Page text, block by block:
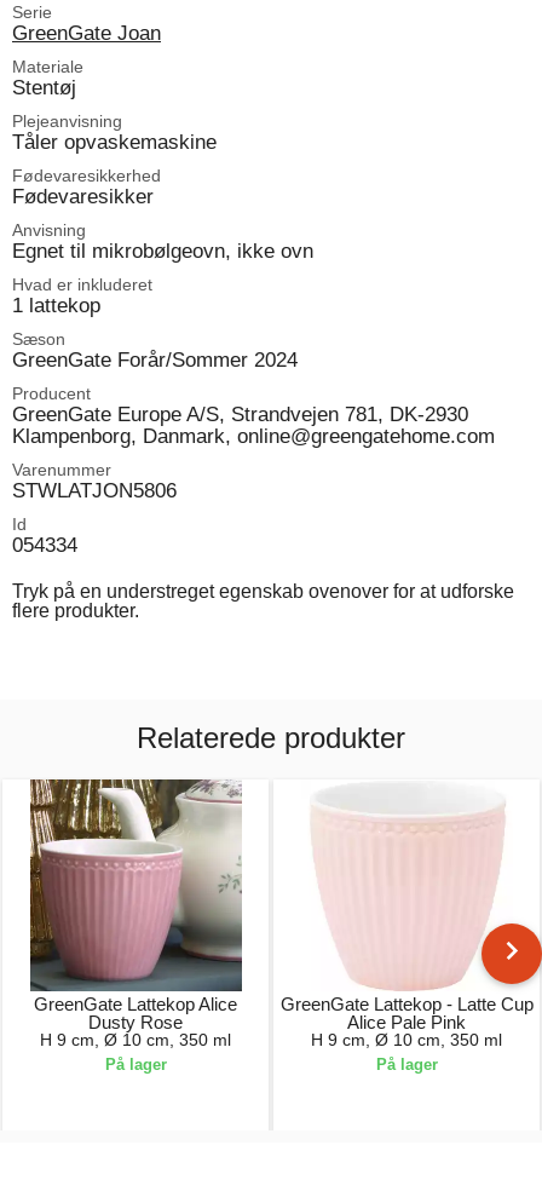
Serie
GreenGate Joan
Materiale
Stentøj
Plejeanvisning
Tåler opvaskemaskine
Fødevaresikkerhed
Fødevaresikker
Anvisning
Egnet til mikrobølgeovn, ikke ovn
Hvad er inkluderet
1 lattekop
Sæson
GreenGate Forår/Sommer 2024
Producent
GreenGate Europe A/S, Strandvejen 781, DK-2930
Klampenborg, Danmark, online@greengatehome.com
Varenummer
STWLATJON5806
Id
054334
Tryk på en understreget egenskab ovenover for at udforske
flere produkter.
Relaterede produkter
GreenGate Lattekop Alice
Dusty Rose
H 9 cm, Ø 10 cm, 350 ml
På lager
GreenGate Lattekop - Latte Cup
Alice Pale Pink
H 9 cm, Ø 10 cm, 350 ml
På lager